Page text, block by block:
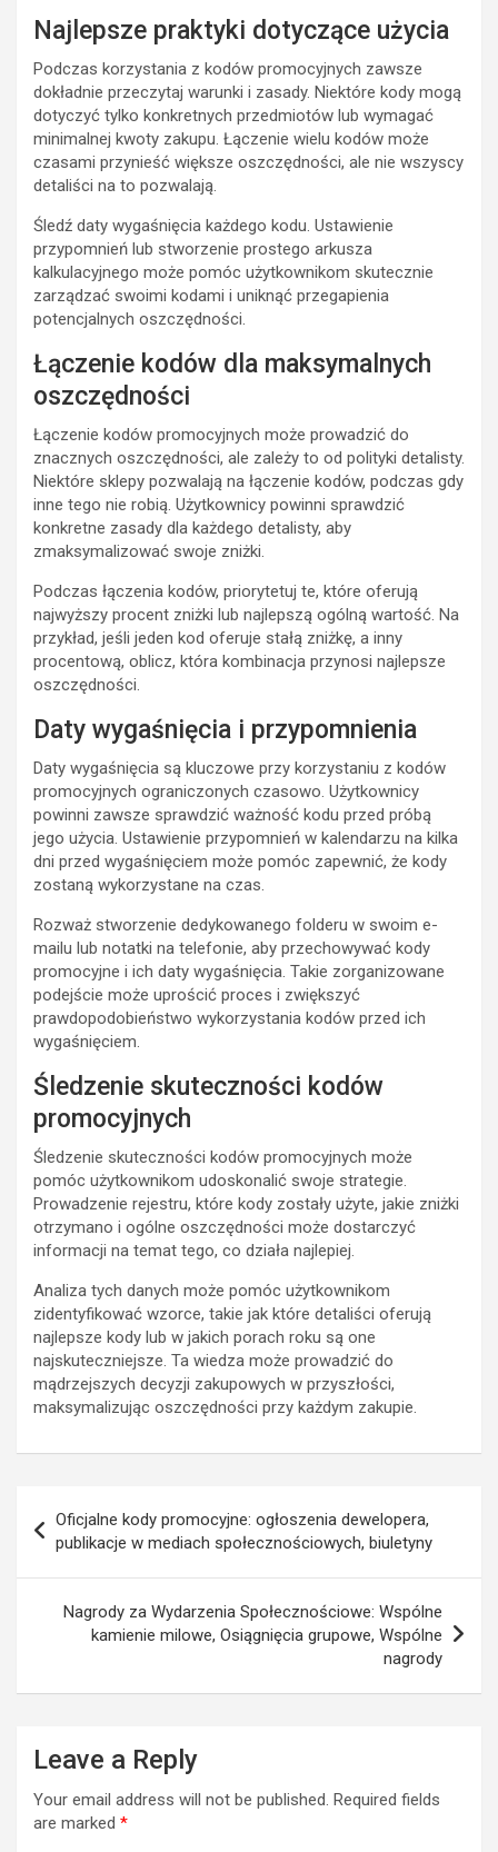
Najlepsze praktyki dotyczące użycia
Podczas korzystania z kodów promocyjnych zawsze
dokładnie przeczytaj warunki i zasady. Niektóre kody mogą
dotyczyć tylko konkretnych przedmiotów lub wymagać
minimalnej kwoty zakupu. Łączenie wielu kodów może
czasami przynieść większe oszczędności, ale nie wszyscy
detaliści na to pozwalają.
Śledź daty wygaśnięcia każdego kodu. Ustawienie
przypomnień lub stworzenie prostego arkusza
kalkulacyjnego może pomóc użytkownikom skutecznie
zarządzać swoimi kodami i uniknąć przegapienia
potencjalnych oszczędności.
Łączenie kodów dla maksymalnych
oszczędności
Łączenie kodów promocyjnych może prowadzić do
znacznych oszczędności, ale zależy to od polityki detalisty.
Niektóre sklepy pozwalają na łączenie kodów, podczas gdy
inne tego nie robią. Użytkownicy powinni sprawdzić
konkretne zasady dla każdego detalisty, aby
zmaksymalizować swoje zniżki.
Podczas łączenia kodów, priorytetuj te, które oferują
najwyższy procent zniżki lub najlepszą ogólną wartość. Na
przykład, jeśli jeden kod oferuje stałą zniżkę, a inny
procentową, oblicz, która kombinacja przynosi najlepsze
oszczędności.
Daty wygaśnięcia i przypomnienia
Daty wygaśnięcia są kluczowe przy korzystaniu z kodów
promocyjnych ograniczonych czasowo. Użytkownicy
powinni zawsze sprawdzić ważność kodu przed próbą
jego użycia. Ustawienie przypomnień w kalendarzu na kilka
dni przed wygaśnięciem może pomóc zapewnić, że kody
zostaną wykorzystane na czas.
Rozważ stworzenie dedykowanego folderu w swoim e-
mailu lub notatki na telefonie, aby przechowywać kody
promocyjne i ich daty wygaśnięcia. Takie zorganizowane
podejście może uprościć proces i zwiększyć
prawdopodobieństwo wykorzystania kodów przed ich
wygaśnięciem.
Śledzenie skuteczności kodów
promocyjnych
Śledzenie skuteczności kodów promocyjnych może
pomóc użytkownikom udoskonalić swoje strategie.
Prowadzenie rejestru, które kody zostały użyte, jakie zniżki
otrzymano i ogólne oszczędności może dostarczyć
informacji na temat tego, co działa najlepiej.
Analiza tych danych może pomóc użytkownikom
zidentyfikować wzorce, takie jak które detaliści oferują
najlepsze kody lub w jakich porach roku są one
najskuteczniejsze. Ta wiedza może prowadzić do
mądrzejszych decyzji zakupowych w przyszłości,
maksymalizując oszczędności przy każdym zakupie.
navigation
Oficjalne kody promocyjne: ogłoszenia dewelopera,
publikacje w mediach społecznościowych, biuletyny
Nagrody za Wydarzenia Społecznościowe: Wspólne
kamienie milowe, Osiągnięcia grupowe, Wspólne
nagrody
Leave a Reply
Your email address will not be published. Required fields
are marked *